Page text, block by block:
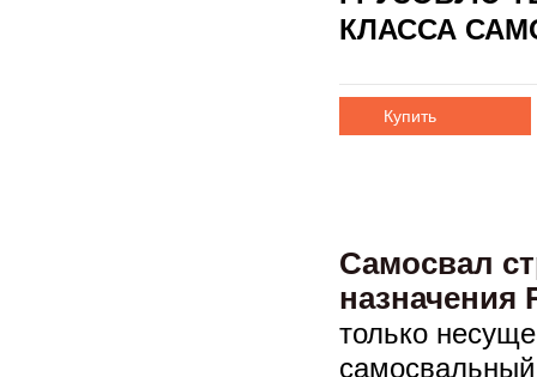
КЛАССА
Купить
Самосвал
назначения
только
самосвальный